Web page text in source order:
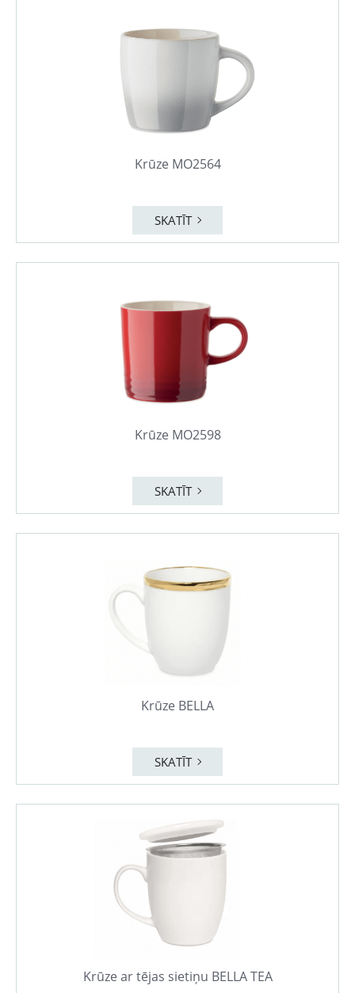
Krūze MO2564
SKATĪT
Krūze MO2598
SKATĪT
Krūze BELLA
SKATĪT
Krūze ar tējas sietiņu BELLA TEA